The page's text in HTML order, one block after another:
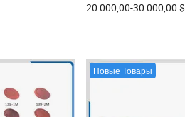
20 000,00-30 000,00 $
Новые Товары